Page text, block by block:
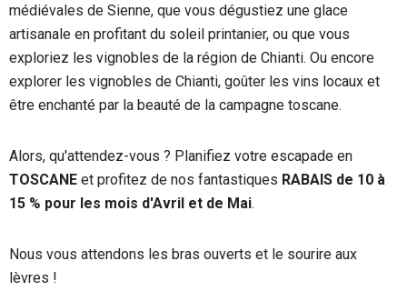
médiévales de Sienne, que vous dégustiez une glace
artisanale en profitant du soleil printanier, ou que vous
exploriez les vignobles de la région de Chianti. Ou encore
explorer les vignobles de Chianti, goûter les vins locaux et
être enchanté par la beauté de la campagne toscane.
Alors, qu'attendez-vous ? Planifiez votre escapade en
TOSCANE et profitez de nos fantastiques RABAIS de 10 à
15 % pour les mois d'Avril et de Mai.
Nous vous attendons les bras ouverts et le sourire aux
lèvres !